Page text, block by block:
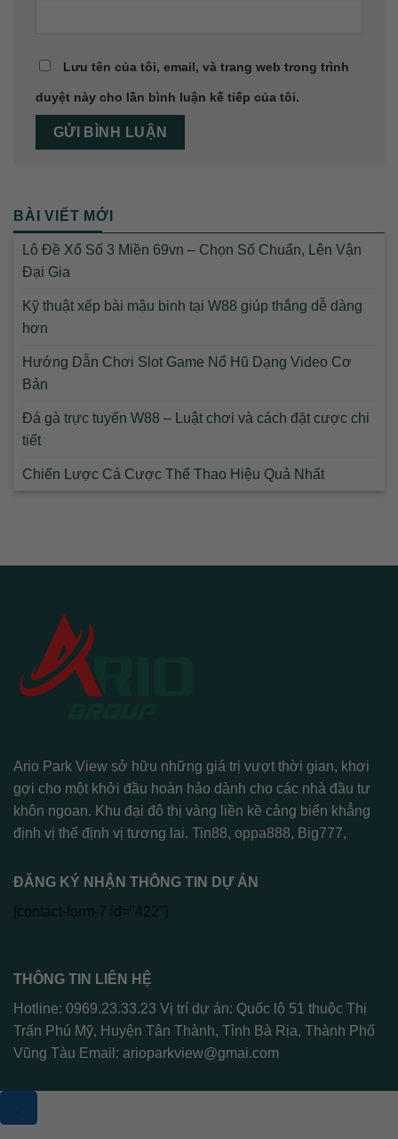
Lưu tên của tôi, email, và trang web trong trình
duyệt này cho lần bình luận kế tiếp của tôi.
BÀI VIẾT MỚI
Lô Đề Xổ Số 3 Miền 69vn – Chọn Số Chuẩn, Lên Vận
Đại Gia
Kỹ thuật xếp bài mậu binh tại W88 giúp thắng dễ dàng
hơn
Hướng Dẫn Chơi Slot Game Nổ Hũ Dạng Video Cơ
Bản
Đá gà trực tuyến W88 – Luật chơi và cách đặt cược chi
tiết
Chiến Lược Cá Cược Thể Thao Hiệu Quả Nhất
Ario Park View sở hữu những giá trị vượt thời gian, khơi
gợi cho một khởi đầu hoàn hảo dành cho các nhà đầu tư
khôn ngoan. Khu đại đô thị vàng liền kề cảng biển khẳng
định vị thế định vị tương lai. Tin88, oppa888, Big777,
ĐĂNG KÝ NHẬN THÔNG TIN DỰ ÁN
[contact-form-7 id="422"]
THÔNG TIN LIÊN HỆ
Hotline: 0969.23.33.23 Vị trí dự án: Quốc lộ 51 thuộc Thị
Trấn Phú Mỹ, Huyện Tân Thành, Tỉnh Bà Rịa, Thành Phố
Vũng Tàu Email: arioparkview@gmai.com
.